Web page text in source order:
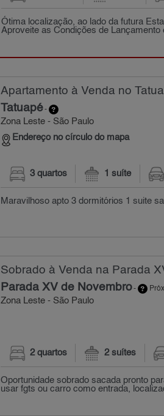
Ótima localização, ao lado da futura
Aproveite as Condições de
Apartamento à Venda no
Tatuapé-
Zona Leste - São Paulo
Endereço no círculo do mapa
3 quartos 1 suíte
Maravilhoso apto 3 dormitórios 1 suite
Sobrado à Venda na Parada
Parada XV de Novembro-
Zona Leste - São Paulo
2 quartos 2 suítes
Oportunidade sobrado sacada pronto
usar fgts ou carro como entrada,